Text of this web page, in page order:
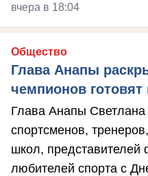
вчера в 18:04
Общество
Глава Анапы
чемпионов готовят
Глава Анапы
спортсменов,
школ, представителей
любителей спорта с